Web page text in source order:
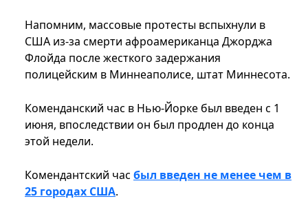
Напомним, массовые протесты вспыхнули в
США из-за смерти афроамериканца Джорджа
Флойда после жесткого задержания
полицейским в Миннеаполисе, штат Миннесота.
Коменданский час в Нью-Йорке был введен с 1
июня, впоследствии он был продлен до конца
этой недели.
Комендантский час был введен не менее чем в
25 городах США.